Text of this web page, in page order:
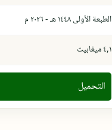
الطبعة الأولى ١٤٤٨ هـ - ٢٠٢٦ م
٤,١ ميغابيت
التحميل